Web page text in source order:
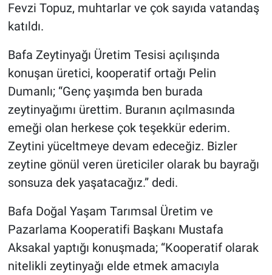
Fevzi Topuz, muhtarlar ve çok sayıda vatandaş
katıldı.
Bafa Zeytinyağı Üretim Tesisi açılışında
konuşan üretici, kooperatif ortağı Pelin
Dumanlı; “Genç yaşımda ben burada
zeytinyağımı ürettim. Buranın açılmasında
emeği olan herkese çok teşekkür ederim.
Zeytini yüceltmeye devam edeceğiz. Bizler
zeytine gönül veren üreticiler olarak bu bayrağı
sonsuza dek yaşatacağız.” dedi.
Bafa Doğal Yaşam Tarımsal Üretim ve
Pazarlama Kooperatifi Başkanı Mustafa
Aksakal yaptığı konuşmada; “Kooperatif olarak
nitelikli zeytinyağı elde etmek amacıyla